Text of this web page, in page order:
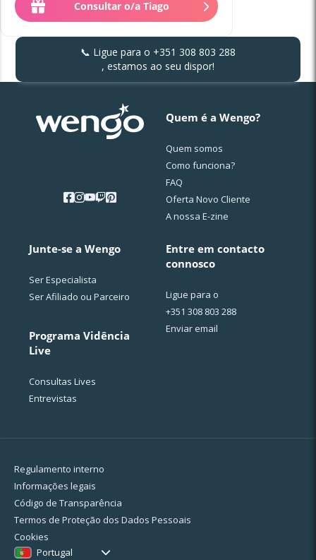
Consultar o/a Tiago
📞 Ligue para o +351 308 803 288
, estamos ao seu dispor!
Quem é a Wengo?
Quem somos
Como funciona?
FAQ
Oferta Novo Cliente
A nossa E-zine
Junte-se a Wengo
Ser Especialista
Ser Afiliado ou Parceiro
Programa Vidência
Live
Consultas Lives
Entrevistas
Entre em contacto
connosco
Ligue para o
+351 308 803 288
Enviar email
Regulamento interno
Informações legais
Código de Transparência
Termos de Proteção dos Dados Pessoais
Cookies
Portugal